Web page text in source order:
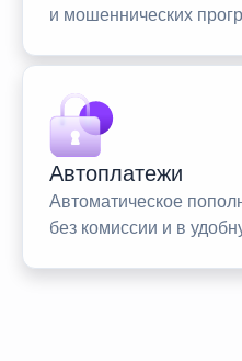
и мошеннических
Автоплатежи
Автоматическое
без комиссии и в